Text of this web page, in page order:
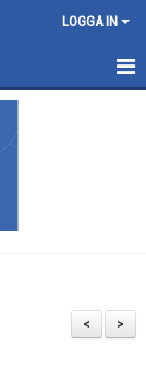
LOGGA IN
>
<